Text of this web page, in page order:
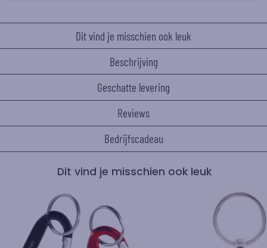
Dit vind je misschien ook leuk
Beschrijving
Geschatte levering
Reviews
Bedrijfscadeau
Dit vind je misschien ook leuk